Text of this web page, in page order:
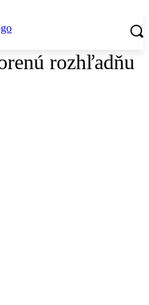
rozhľadňu